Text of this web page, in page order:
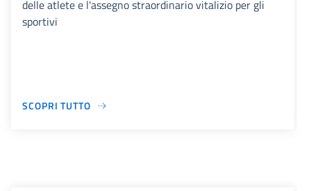
delle atlete e l'assegno straordinario vitalizio per gli
sportivi
SCOPRI TUTTO